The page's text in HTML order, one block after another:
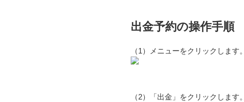
出金予約の操作手順
（1）メニューをクリックします。
（2）「出金」をクリックします。